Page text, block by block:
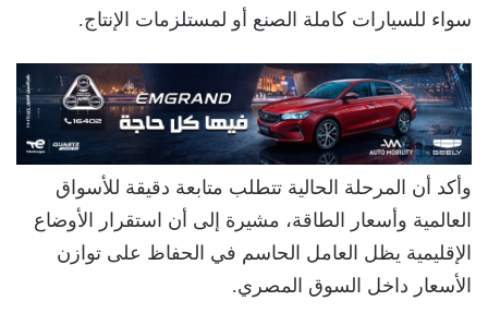
سواء للسيارات كاملة الصنع أو لمستلزمات الإنتاج.
وأكد أن المرحلة الحالية تتطلب متابعة دقيقة للأسواق
العالمية وأسعار الطاقة، مشيرة إلى أن استقرار الأوضاع
الإقليمية يظل العامل الحاسم في الحفاظ على توازن
الأسعار داخل السوق المصري.